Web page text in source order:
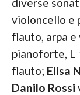
violoncello e
flauto, arpa e
pianoforte, L
flauto; Elisa
Danilo Rossi